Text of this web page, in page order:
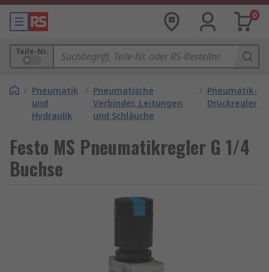
0
Teile-Nr.
/ Pneumatik
und
Hydraulik
/ Pneumatische
Verbinder, Leitungen
und Schläuche
/ Pneumatik-
Druckregler
Festo MS Pneumatikregler G 1/4
Buchse